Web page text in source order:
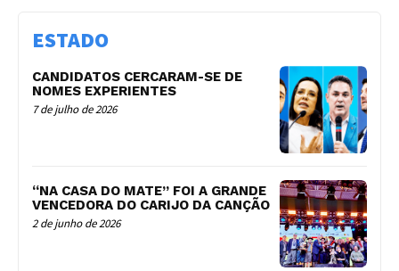
ESTADO
CANDIDATOS CERCARAM-SE DE
NOMES EXPERIENTES
7 de julho de 2026
“NA CASA DO MATE” FOI A GRANDE
VENCEDORA DO CARIJO DA CANÇÃO
2 de junho de 2026